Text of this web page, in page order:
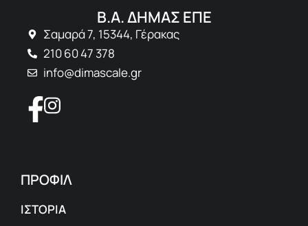
Β.Α. ΔΗΜΑΣ ΕΠΕ
Σαμαρά 7, 15344, Γέρακας
210 60 47 378
info@dimascale.gr
ΠΡΟΦΙΛ
ΙΣΤΟΡΙΑ